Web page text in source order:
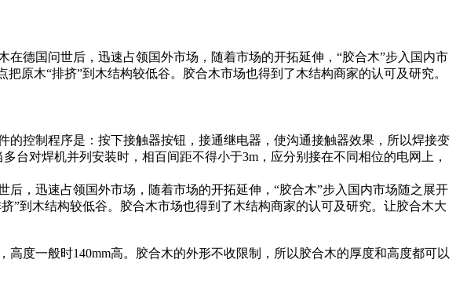
德国问世后，迅速占领国外市场，随着市场的开拓延伸，“胶合木”步入国内市
原木“排挤”到木结构较低谷。胶合木市场也得到了木结构商家的认可及研究。
控制程序是：按下接触器按钮，接通继电器，使沟通接触器效果，所以焊接变
台对焊机并列安装时，相百间距不得小于3m，应分别接在不同相位的电网上，
，迅速占领国外市场，随着市场的开拓延伸，“胶合木”步入国内市场随之展开
”到木结构较低谷。胶合木市场也得到了木结构商家的认可及研究。让胶合木大
高度一般时140mm高。胶合木的外形不收限制，所以胶合木的厚度和高度都可以